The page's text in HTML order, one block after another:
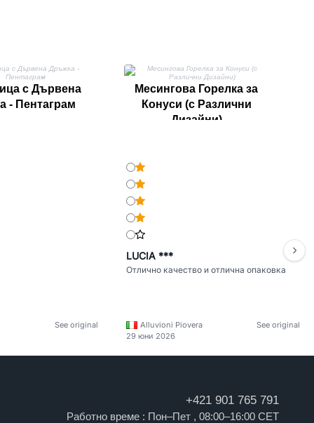
с Дървена
- Пентаграм
Месингова Горелка за
Конуси (с Различни
Дизайни)
See original
LUCIA ***
Отлично качество и отлична опаковка
Alluvioni Piovera
See original
29 юни 2026
+421 901 765 791
Работно време : Пон–Пет , 08:00–16:00 CET